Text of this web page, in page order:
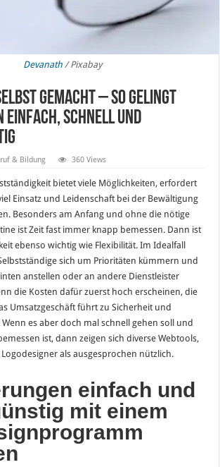
Devanath/ Pixabay
gemacht – So gelingt
einfach, schnell und
& Bildung 360 Views
bietet viele Möglichkeiten, erfordert
Einsatz und Leidenschaft bei der Bewältigung
Besonders am Anfang und ohne die nötige
ist Zeit fast immer knapp bemessen. Dann ist
ebenso wichtig wie Flexibilität. Im Idealfall
sich um Prioritäten kümmern und
anstellen oder an andere Dienstleister
die Kosten dafür zuerst hoch erscheinen, die
Umsatzgeschäft führt zu Sicherheit und
es aber doch mal schnell gehen soll und
ist, dann zeigen sich diverse Webtools,
als ausgesprochen nützlich.
einfach und
ünstig mit einem